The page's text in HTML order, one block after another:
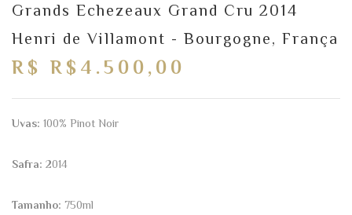
Grands Echezeaux Grand Cru 2014
Henri de Villamont - Bourgogne, França
R$ R$4.500,00
Uvas: 100% Pinot Noir
Safra: 2014
Tamanho: 750ml